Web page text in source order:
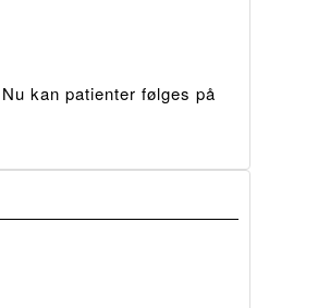
kan patienter følges på